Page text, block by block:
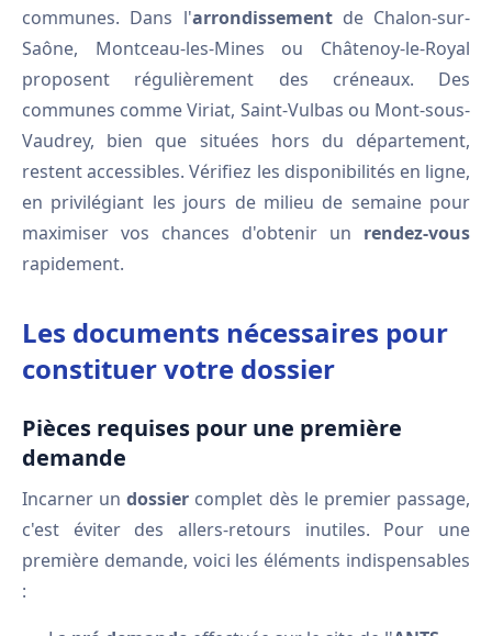
communes. Dans l'arrondissementde Chalon-sur-
Saône, Montceau-les-Mines ou Châtenoy-le-Royal
proposent régulièrement des créneaux. Des
communes comme Viriat, Saint-Vulbas ou Mont-sous-
Vaudrey, bien que situées hors du département,
restent accessibles. Vérifiez les disponibilités en ligne,
en privilégiant les jours de milieu de semaine pour
maximiser vos chances d'obtenir un rendez-vous
rapidement.
Les documents nécessaires pour
constituer votre dossier
Pièces requises pour une première
demande
Incarner undossier complet dès le premier passage,
c'est éviter des allers-retours inutiles. Pour une
première demande, voici les éléments indispensables
: